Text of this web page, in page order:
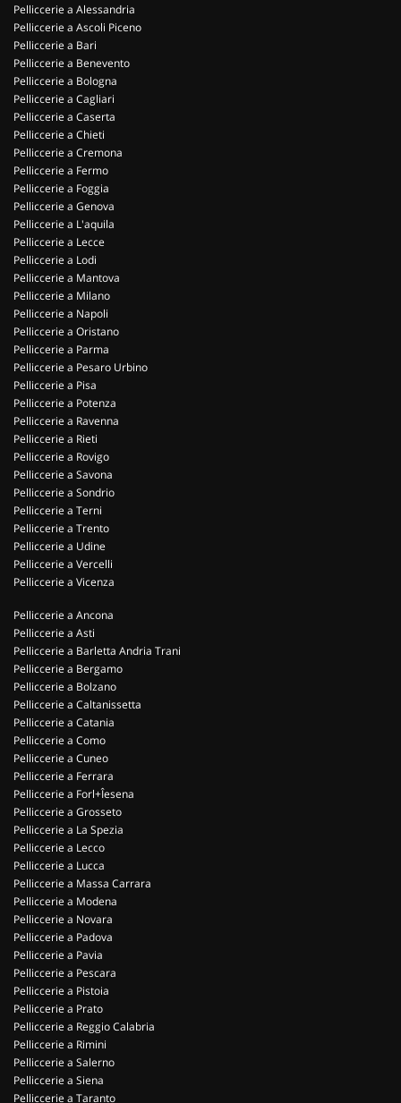
Pelliccerie a Alessandria
Pelliccerie a Ascoli Piceno
Pelliccerie a Bari
Pelliccerie a Benevento
Pelliccerie a Bologna
Pelliccerie a Cagliari
Pelliccerie a Caserta
Pelliccerie a Chieti
Pelliccerie a Cremona
Pelliccerie a Fermo
Pelliccerie a Foggia
Pelliccerie a Genova
Pelliccerie a L'aquila
Pelliccerie a Lecce
Pelliccerie a Lodi
Pelliccerie a Mantova
Pelliccerie a Milano
Pelliccerie a Napoli
Pelliccerie a Oristano
Pelliccerie a Parma
Pelliccerie a Pesaro Urbino
Pelliccerie a Pisa
Pelliccerie a Potenza
Pelliccerie a Ravenna
Pelliccerie a Rieti
Pelliccerie a Rovigo
Pelliccerie a Savona
Pelliccerie a Sondrio
Pelliccerie a Terni
Pelliccerie a Trento
Pelliccerie a Udine
Pelliccerie a Vercelli
Pelliccerie a Vicenza
Pelliccerie a Ancona
Pelliccerie a Asti
Pelliccerie a Barletta Andria Trani
Pelliccerie a Bergamo
Pelliccerie a Bolzano
Pelliccerie a Caltanissetta
Pelliccerie a Catania
Pelliccerie a Como
Pelliccerie a Cuneo
Pelliccerie a Ferrara
Pelliccerie a Forl+Îesena
Pelliccerie a Grosseto
Pelliccerie a La Spezia
Pelliccerie a Lecco
Pelliccerie a Lucca
Pelliccerie a Massa Carrara
Pelliccerie a Modena
Pelliccerie a Novara
Pelliccerie a Padova
Pelliccerie a Pavia
Pelliccerie a Pescara
Pelliccerie a Pistoia
Pelliccerie a Prato
Pelliccerie a Reggio Calabria
Pelliccerie a Rimini
Pelliccerie a Salerno
Pelliccerie a Siena
Pelliccerie a Taranto